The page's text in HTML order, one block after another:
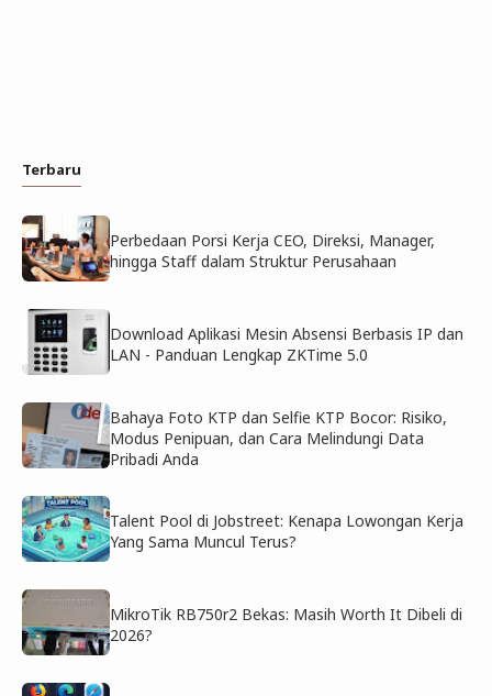
Terbaru
Perbedaan Porsi Kerja CEO, Direksi, Manager,
hingga Staff dalam Struktur Perusahaan
Download Aplikasi Mesin Absensi Berbasis IP dan
LAN - Panduan Lengkap ZKTime 5.0
Bahaya Foto KTP dan Selfie KTP Bocor: Risiko,
Modus Penipuan, dan Cara Melindungi Data
Pribadi Anda
Talent Pool di Jobstreet: Kenapa Lowongan Kerja
Yang Sama Muncul Terus?
MikroTik RB750r2 Bekas: Masih Worth It Dibeli di
2026?